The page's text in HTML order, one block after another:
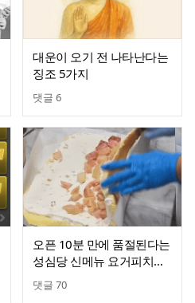
대운이 오기 전 나타난다는
징조 5가지
댓글 6
오픈 10분 만에 품절된다는
성심당 신메뉴 요거피치롤.j
pg
댓글 70